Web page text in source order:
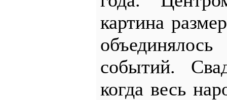
картина
событий.
когда весь